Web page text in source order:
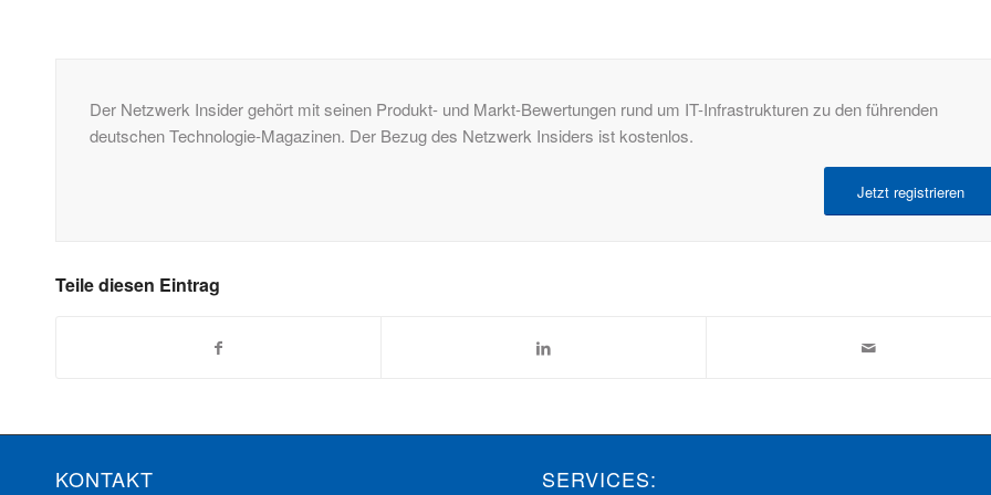
Der Netzwerk Insider gehört mit seinen Produkt- und Markt-Bewertungen rund um IT-Infrastrukturen zu den führenden
deutschen Technologie-Magazinen. Der Bezug des Netzwerk Insiders ist kostenlos.
Jetzt registrieren
Teile diesen Eintrag
KONTAKT SERVICES: